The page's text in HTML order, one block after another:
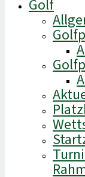
Golf